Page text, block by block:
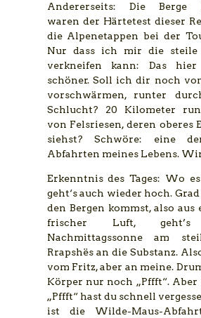
Andererseits: Die Berge
waren der Härtetest dieser
die Alpenetappen bei der
Nur dass ich mir die steile
verkneifen kann: Das
schöner. Soll ich dir noch
vorschwärmen, runter
Schlucht? 20 Kilometer
von Felsriesen, deren oberes
siehst? Schwöre: eine
Abfahrten meines Lebens.
Erkenntnis des Tages: Wo
geht‘s auch wieder hoch.
den Bergen kommst, also aus
frischer Luft,
Nachmittagssonne am
Rrapshës an die Substanz.
vom Fritz, aber an meine.
Körper nur noch „Pffft“. Aber
„Pffft“ hast du schnell
ist die Wilde-Maus-